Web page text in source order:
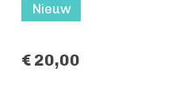
Nieuw
€ 20,00